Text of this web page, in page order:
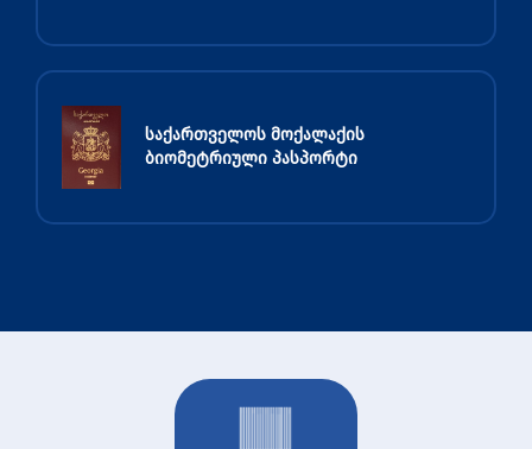
საქართველოს მოქალაქის
ბიომეტრიული პასპორტი